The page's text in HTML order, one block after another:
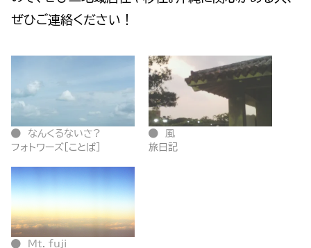
ぜひご連絡ください！
なんくるないさ?
フォトワーズ[ことば]
風
旅日記
Mt. fuji